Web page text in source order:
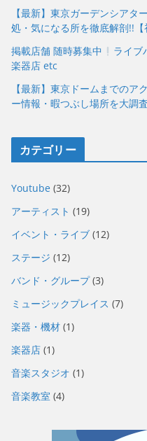
【最新】東京ガーデンシア
処・気になる所を徹底解剖!!【
掲載店舗 随時募集中
ライブ
楽器店 etc
【最新】東京ドームまでのア
ー情報・暇つぶし場所を大調
カテゴリー
Youtube (32)
アーティスト (19)
イベント・ライブ (12)
ステージ (12)
バンド・グループ(3)
ミュージックプレイス (7)
楽器・機材 (1)
楽器店 (1)
音楽スタジオ (1)
音楽教室 (4)